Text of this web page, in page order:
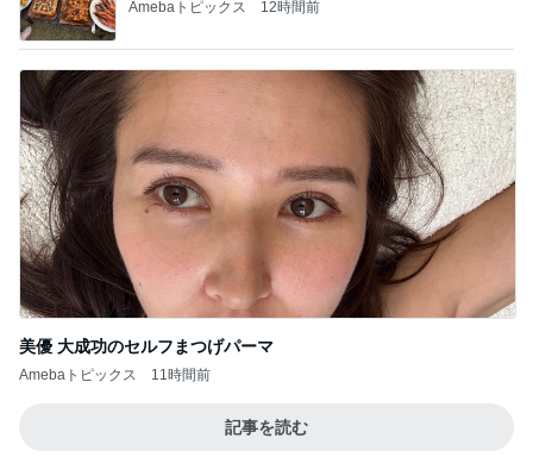
Amebaトピックス 12時間前
美優 大成功のセルフまつげパーマ
Amebaトピックス 11時間前
記事を読む